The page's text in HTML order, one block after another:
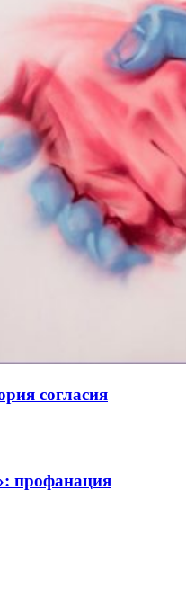
согласия
профанация